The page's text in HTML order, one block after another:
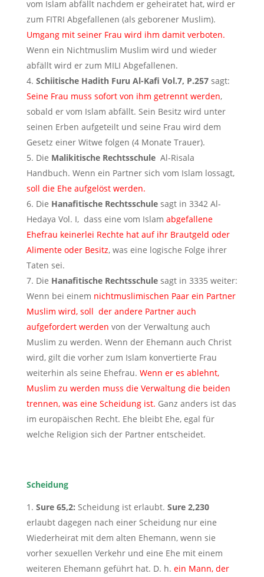
vom Islam abfällt nachdem er geheiratet hat, wird er
zum FITRI Abgefallenen (als geborener Muslim).
Umgang mit seiner Frau wird ihm damit verboten.
Wenn ein Nichtmuslim Muslim wird und wieder
abfällt wird er zum MILI Abgefallenen.
Schiitische Hadith Furu Al-Kafi Vol.7, P.257sagt:
Seine Frau muss sofort von ihm getrennt werden,
sobald er vom Islam abfällt. Sein Besitz wird unter
seinen Erben aufgeteilt und seine Frau wird dem
Gesetz einer Witwe folgen (4 Monate Trauer).
Die Malikitische RechtsschuleAl-Risala
Handbuch. Wenn ein Partner sich vom Islam lossagt,
soll die Ehe aufgelöst werden.
Die Hanafitische Rechtsschulesagt in 3342 Al-
Hedaya Vol. I, dass eine vom Islam abgefallene
Ehefrau keinerlei Rechte hat auf ihr Brautgeld oder
Alimente oder Besitz, was eine logische Folge ihrer
Taten sei.
Die Hanafitische Rechtsschulesagt in 3335 weiter:
Wenn bei einem nichtmuslimischen Paar ein Partner
Muslim wird, soll der andere Partner auch
aufgefordert werden von der Verwaltung auch
Muslim zu werden. Wenn der Ehemann auch Christ
wird, gilt die vorher zum Islam konvertierte Frau
weiterhin als seine Ehefrau. Wenn er es ablehnt,
Muslim zu werden muss die Verwaltung die beiden
trennen, was eine Scheidung ist. Ganz anders ist das
im europäischen Recht. Ehe bleibt Ehe, egal für
welche Religion sich der Partner entscheidet.
Scheidung
Sure 65,2: Scheidung ist erlaubt. Sure 2,230
erlaubt dagegen nach einer Scheidung nur eine
Wiederheirat mit dem alten Ehemann, wenn sie
vorher sexuellen Verkehr und eine Ehe mit einem
weiteren Ehemann geführt hat. D. h. ein Mann, der